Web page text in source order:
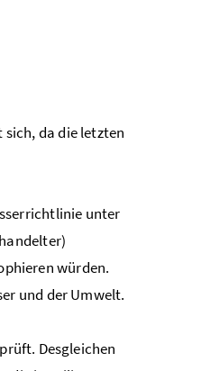
da die letzten
unter
würden.
und der Umwelt.
Desgleichen